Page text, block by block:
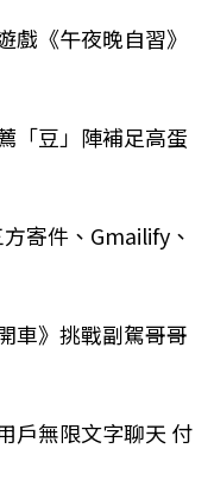
戲《午夜晚自習》
「豆」陣補足高蛋
寄件、Gmailify、
車》挑戰副駕哥哥
戶無限文字聊天 付